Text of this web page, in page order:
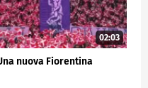
02:03
nuova Fiorentina